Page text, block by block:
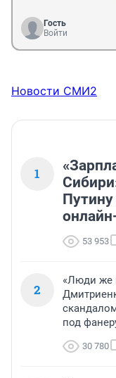
Гость
Войти
Новости СМИ2
1
53 953
2
«Люди же
под
30 780